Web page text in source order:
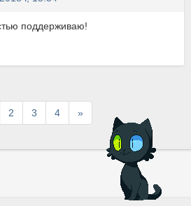
поддерживаю!
2 3 4 »Последняя